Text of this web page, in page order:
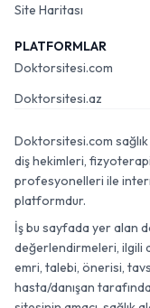
Site Haritası
PLATFORMLAR
Doktorsitesi.com
Doktorsitesi.az
Doktorsitesi.com
diş hekimleri,
profesyonelleri ile
platformdur.
İş bu sayfada yer alan
değerlendirmeleri, ilgili
emri, talebi, önerisi,
hasta/danışan